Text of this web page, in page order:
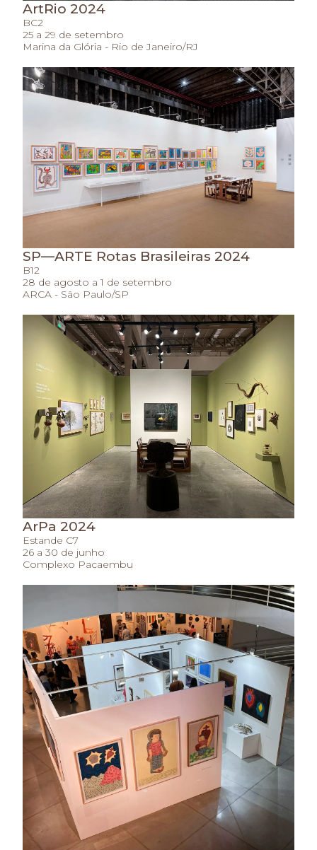
ArtRio 2024
BC2
25 a 29 de setembro
Marina da Glória - Rio de Janeiro/RJ
SP—ARTE Rotas Brasileiras 2024
B12
28 de agosto a 1 de setembro
ARCA - São Paulo/SP
ArPa 2024
Estande C7
26 a 30 de junho
Complexo Pacaembu